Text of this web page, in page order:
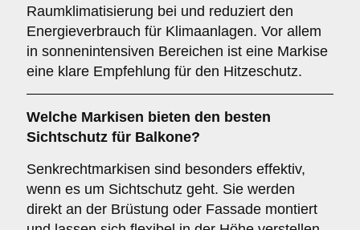
Raumklimatisierung bei und reduziert den
Energieverbrauch für Klimaanlagen. Vor allem
in sonnenintensiven Bereichen ist eine Markise
eine klare Empfehlung für den Hitzeschutz.
Welche Markisen bieten den besten
Sichtschutz für Balkone?
Senkrechtmarkisen sind besonders effektiv,
wenn es um Sichtschutz geht. Sie werden
direkt an der Brüstung oder Fassade montiert